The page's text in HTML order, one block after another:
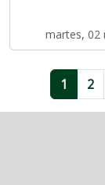
martes, 02
1 2